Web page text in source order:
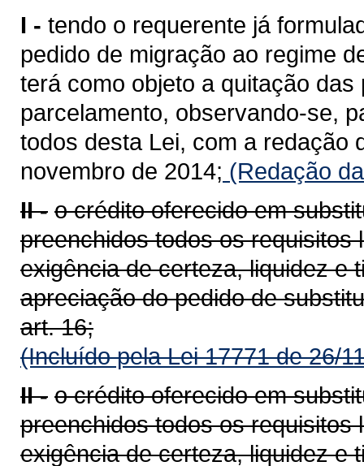
I - tendo o requerente já
pedido de migração ao regime
terá como objeto a quitação
parcelamento, observando-se,
todos desta Lei, com a redação
novembro de 2014; (Redação
II - o crédito oferecido em
preenchidos todos os
exigência de certeza, liquidez e
apreciação do pedido de
art. 16;
(Incluído pela Lei 17771 de 26/
II - o crédito oferecido em
preenchidos todos os requisitos
exigência de certeza, liquidez e